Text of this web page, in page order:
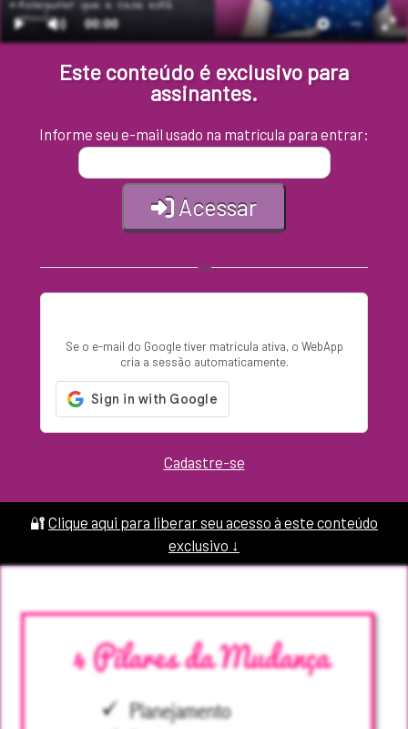
Este conteúdo é exclusivo para
assinantes.
Informe seu e-mail usado na matrícula para entrar:
Acessar
ou
Se o e-mail do Google tiver matrícula ativa, o WebApp
cria a sessão automaticamente.
Cadastre-se
🔐 Clique aqui para liberar seu acesso à este conteúdo
exclusivo ↓